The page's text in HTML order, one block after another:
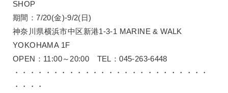
SHOP
期間：7/20(金)-9/2(日)
神奈川県横浜市中区新港1-3-1 MARINE & WALK
YOKOHAMA 1F
OPEN：11:00～20:00 TEL：045-263-6448
・・・・・・・・・・・・・・・・・・・・・・・・・
・・・・